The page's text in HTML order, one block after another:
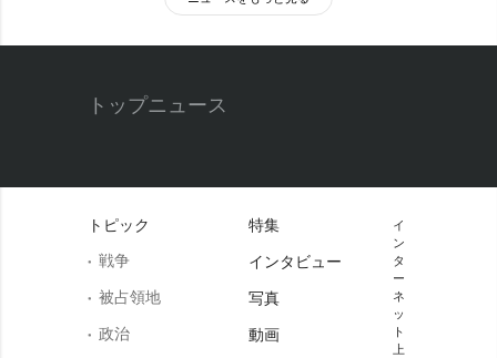
トップニュース
トピック
戦争
被占領地
政治
特集
インタビュー
写真
動画
イ
ン
タ
ー
ネ
ッ
ト
上